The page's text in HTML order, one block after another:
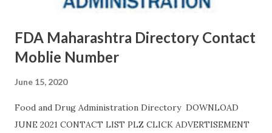
FDA Maharashtra Directory Contact
Moblie Number
June 15, 2020
Food and Drug Administration Directory DOWNLOAD
JUNE 2021 CONTACT LIST PLZ CLICK ADVERTISEMENT